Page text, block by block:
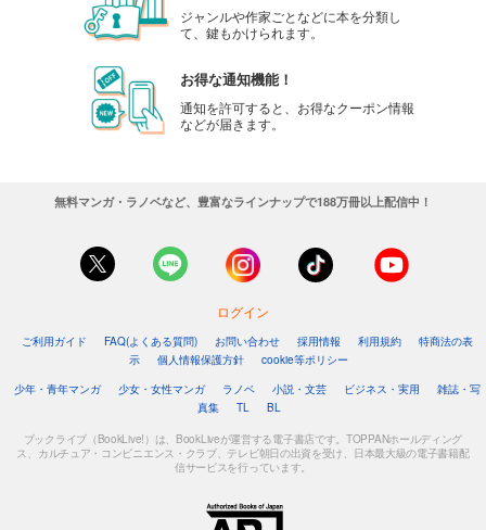
ジャンルや作家ごとなどに本を分類し
て、鍵もかけられます。
お得な通知機能！
通知を許可すると、お得なクーポン情報
などが届きます。
無料マンガ・ラノベなど、豊富なラインナップで188万冊以上配信中！
ログイン
ご利用ガイド FAQ(よくある質問) お問い合わせ 採用情報 利用規約
特商法の表
示
個人情報保護方針
cookie等ポリシー
少年・青年マンガ
少女・女性マンガ ラノベ 小説・文芸 ビジネス・実用
雑誌・写
真集
TL BL
ブックライブ（BookLive!）は、BookLiveが運営する電子書店です。TOPPANホールディング
ス、カルチュア・コンビニエンス・クラブ、テレビ朝日の出資を受け、日本最大級の電子書籍配
信サービスを行っています。